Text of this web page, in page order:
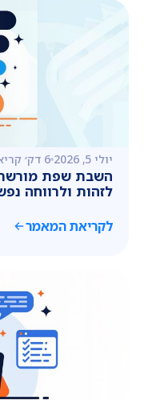
יולי 5, 2026 6 דק׳ קריאה
השבת שפת
לזהות ולרווחה
לקריאת המאמר